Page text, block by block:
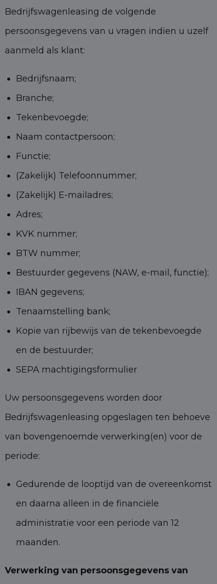
Bedrijfswagenleasing de volgende
persoonsgegevens van u vragen indien u uzelf
aanmeld als klant:
Bedrijfsnaam;
Branche;
Tekenbevoegde;
Naam contactpersoon;
Functie;
(Zakelijk) Telefoonnummer;
(Zakelijk) E-mailadres;
Adres;
KVK nummer;
BTW nummer;
Bestuurder gegevens (NAW, e-mail, functie);
IBAN gegevens;
Tenaamstelling bank;
Kopie van rijbewijs van de tekenbevoegde
en de bestuurder;
SEPA machtigingsformulier
Uw persoonsgegevens worden door
Bedrijfswagenleasing opgeslagen ten behoeve
van bovengenoemde verwerking(en) voor de
periode:
Gedurende de looptijd van de overeenkomst
en daarna alleen in de financiële
administratie voor een periode van 12
maanden.
Verwerking van persoonsgegevens van